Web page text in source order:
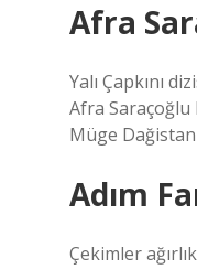
Afra
Yalı Çapkını
Afra Saraçoğlu
Müge
Adım
Çekimler